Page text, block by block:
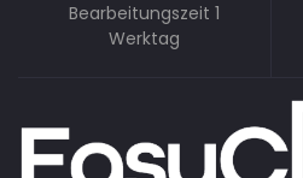
Bearbeitungszeit 1
Werktag